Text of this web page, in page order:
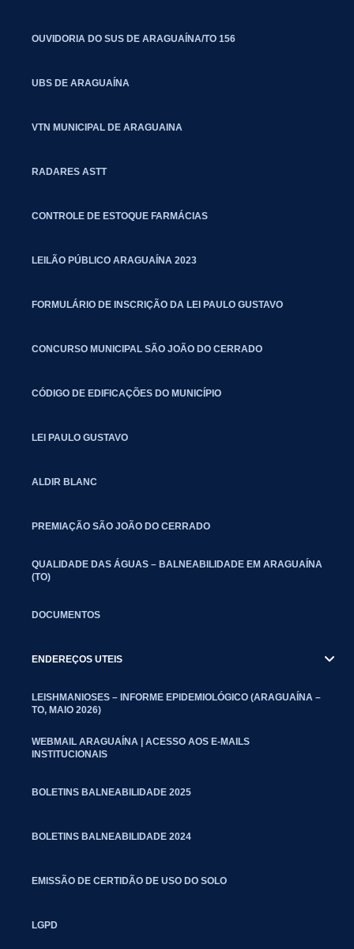
OUVIDORIA DO SUS DE ARAGUAÍNA/TO 156
UBS DE ARAGUAÍNA
VTN MUNICIPAL DE ARAGUAINA
RADARES ASTT
CONTROLE DE ESTOQUE FARMÁCIAS
LEILÃO PÚBLICO ARAGUAÍNA 2023
FORMULÁRIO DE INSCRIÇÃO DA LEI PAULO GUSTAVO
CONCURSO MUNICIPAL SÃO JOÃO DO CERRADO
CÓDIGO DE EDIFICAÇÕES DO MUNICÍPIO
LEI PAULO GUSTAVO
ALDIR BLANC
PREMIAÇÃO SÃO JOÃO DO CERRADO
QUALIDADE DAS ÁGUAS – BALNEABILIDADE EM ARAGUAÍNA
(TO)
DOCUMENTOS
ENDEREÇOS UTEIS
LEISHMANIOSES – INFORME EPIDEMIOLÓGICO (ARAGUAÍNA –
TO, MAIO 2026)
WEBMAIL ARAGUAÍNA | ACESSO AOS E-MAILS
INSTITUCIONAIS
BOLETINS BALNEABILIDADE 2025
BOLETINS BALNEABILIDADE 2024
EMISSÃO DE CERTIDÃO DE USO DO SOLO
LGPD